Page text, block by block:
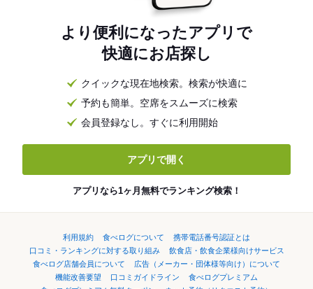
より便利になったアプリで
快適にお店探し
クイックな現在地検索。検索が快適に
予約も簡単。空席をスムーズに検索
会員登録なし。すぐに利用開始
アプリで開く
アプリなら1ヶ月無料でランキング検索！
利用規約 食べログについて
携帯電話番号認証とは
口コミ・ランキングに対する取り組み
飲食店・飲食企業様向けサービス
食べログ店舗会員について
広告（メーカー・団体様等向け）について
機能改善要望
口コミガイドライン
食べログプレミアム